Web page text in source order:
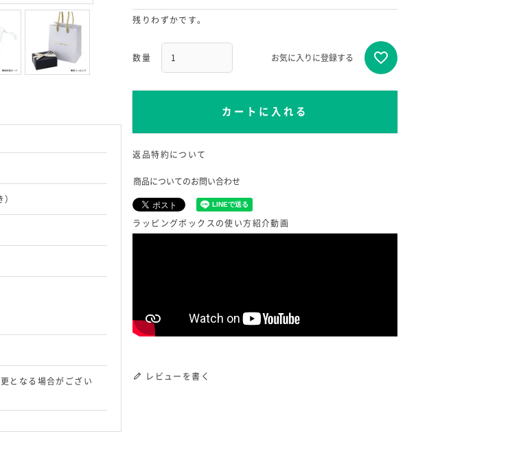
となる場合がござい
残りわずかです。
お気に入りに登録する
カートに入れる
返品特約について
商品についてのお問い合わせ
ラッピングボックスの使い方紹介動画
レビューを書く